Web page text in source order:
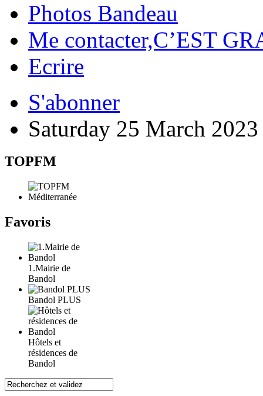
Photos Bandeau
Me contacter,C’EST
Ecrire
S'abonner
Saturday 25 March 2023
TOPFM
Favoris
1.Mairie de
Bandol
Bandol PLUS
Hôtels et
résidences de
Bandol